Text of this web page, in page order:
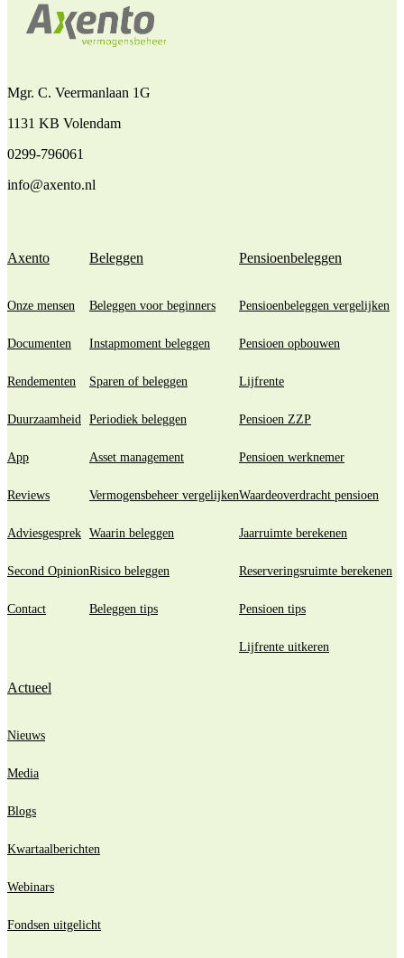
Mgr. C. Veermanlaan 1G
1131 KB Volendam
0299-796061
info@axento.nl
Axento
Onze mensen
Documenten
Rendementen
Duurzaamheid
App
Reviews
Adviesgesprek
Second Opinion
Contact
Beleggen
Beleggen voor beginners
Instapmoment beleggen
Sparen of beleggen
Periodiek beleggen
Asset management
Vermogensbeheer vergelijken
Waarin beleggen
Risico beleggen
Beleggen tips
Pensioenbeleggen
Pensioenbeleggen vergelijken
Pensioen opbouwen
Lijfrente
Pensioen ZZP
Pensioen werknemer
Waardeoverdracht pensioen
Jaarruimte berekenen
Reserveringsruimte berekenen
Pensioen tips
Lijfrente uitkeren
Actueel
Nieuws
Media
Blogs
Kwartaalberichten
Webinars
Fondsen uitgelicht